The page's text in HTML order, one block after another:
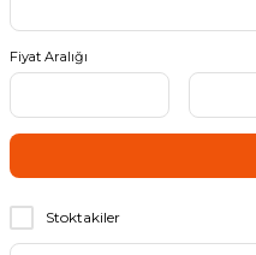
Setler
Fiyat Aralığı
Stoktakiler